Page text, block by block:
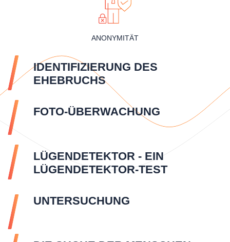
ANONYMITÄT
IDENTIFIZIERUNG DES
EHEBRUCHS
FOTO-ÜBERWACHUNG
LÜGENDETEKTOR - EIN
LÜGENDETEKTOR-TEST
UNTERSUCHUNG